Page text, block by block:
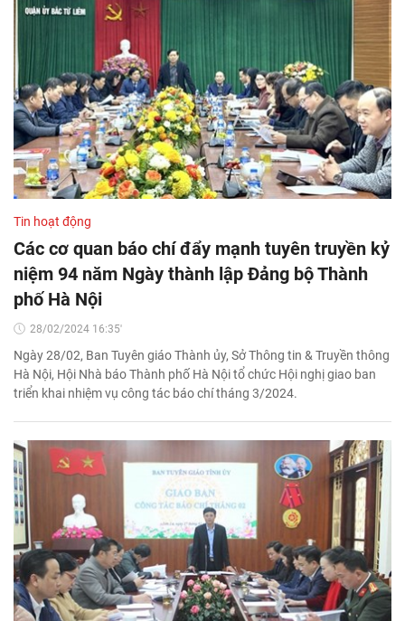
Tin hoạt động
Các cơ quan báo chí đẩy mạnh tuyên truyền kỷ
niệm 94 năm Ngày thành lập Đảng bộ Thành
phố Hà Nội
28/02/2024 16:35'
Ngày 28/02, Ban Tuyên giáo Thành ủy, Sở Thông tin & Truyền thông
Hà Nội, Hội Nhà báo Thành phố Hà Nội tổ chức Hội nghị giao ban
triển khai nhiệm vụ công tác báo chí tháng 3/2024.